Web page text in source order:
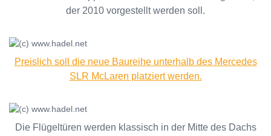
der 2010 vorgestellt werden soll.
Preislich soll die neue Baureihe unterhalb des Mercedes
SLR McLaren platziert werden.
Die Flügeltüren werden klassisch in der Mitte des Dachs